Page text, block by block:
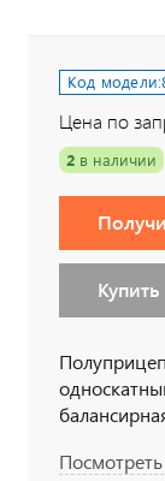
Код модели:
Цена по
2 в наличии
штатный